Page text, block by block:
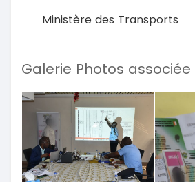
Ministère des Transports
Galerie Photos associée